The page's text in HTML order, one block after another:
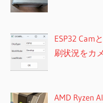
ESP32 Cam
刷状況をカ
AMD Ryzen